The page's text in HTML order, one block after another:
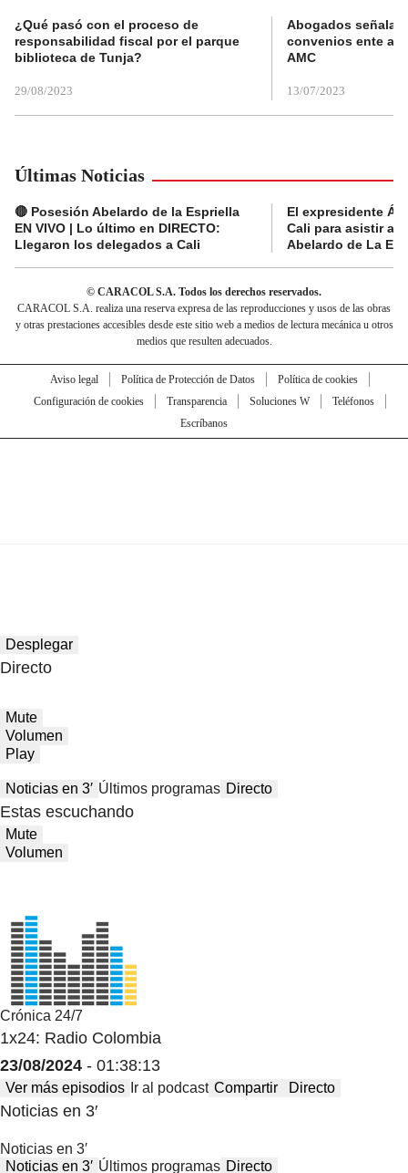
¿Qué pasó con el proceso de
responsabilidad fiscal por el parque
biblioteca de Tunja?
29/08/2023
Abogados
convenios ente
AMC
13/07/2023
Últimas Noticias
🔴 Posesión Abelardo de la Espriella
EN VIVO | Lo último en DIRECTO:
Llegaron los delegados a Cali
El expresidente
Cali para asistir a
Abelardo de La
© CARACOL S.A. Todos los derechos reservados.
CARACOL S.A. realiza una reserva expresa de las reproducciones y usos de las obras
y otras prestaciones accesibles desde este sitio web a medios de lectura mecánica u otros
medios que resulten adecuados.
Aviso legal Política de Protección de Datos
Política de cookies
Configuración de cookies
Transparencia Soluciones W
Teléfonos
Escríbanos
Desplegar
Directo
Mute
Volumen
Play
Noticias en 3′ Últimos programas Directo
Estas escuchando
Mute
Volumen
Crónica 24/7
1x24: Radio Colombia
23/08/2024 - 01:38:13
Ver más episodios Ir al podcast Compartir Directo
Noticias en 3′
Noticias en 3′
Noticias en 3′ Últimos programas Directo